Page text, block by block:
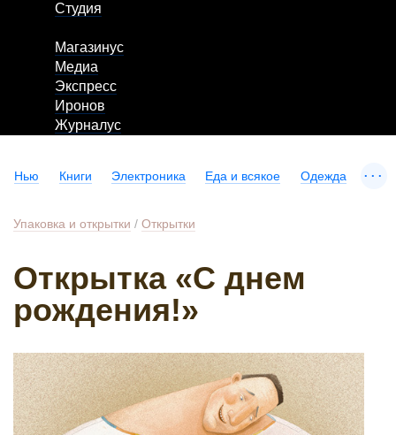
Студия
Магазинус
Медиа
Экспресс
Иронов
Журналус
Нью Книги Электроника Еда и всякое Одежда ...
Упаковка и открытки / Открытки
Открытка «С днем
рождения!»